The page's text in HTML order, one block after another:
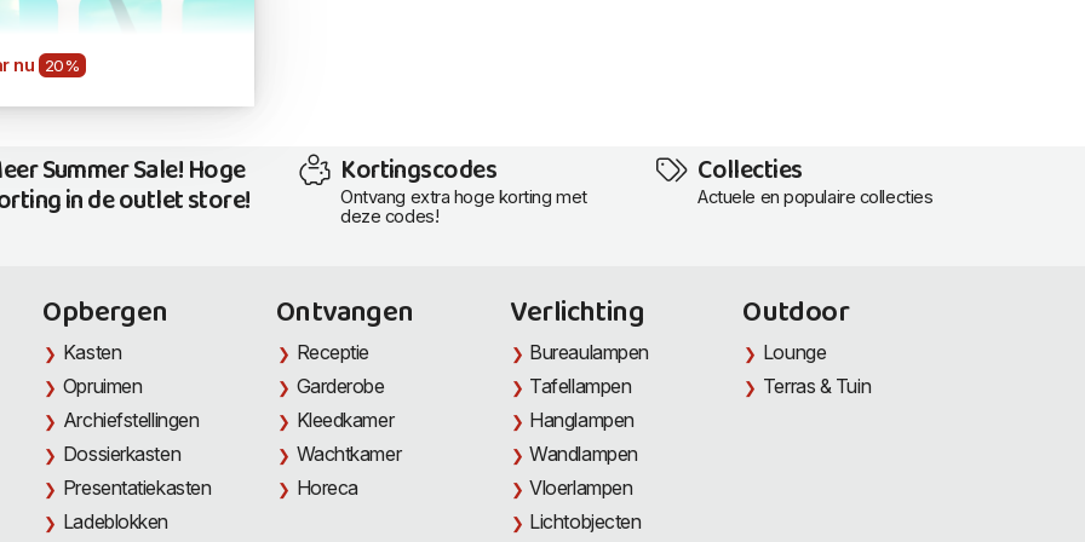
nu 20%
Summer Sale! Hoge
in de outlet store!
Kortingscodes
Ontvang extra hoge korting met
deze codes!
Collecties
Actuele en populaire collecties
Opbergen
Kasten
Opruimen
Archiefstellingen
Dossierkasten
Presentatiekasten
Ladeblokken
Ontvangen
Receptie
Garderobe
Kleedkamer
Wachtkamer
Horeca
Verlichting
Bureaulampen
Tafellampen
Hanglampen
Wandlampen
Vloerlampen
Lichtobjecten
Outdoor
Lounge
Terras & Tuin